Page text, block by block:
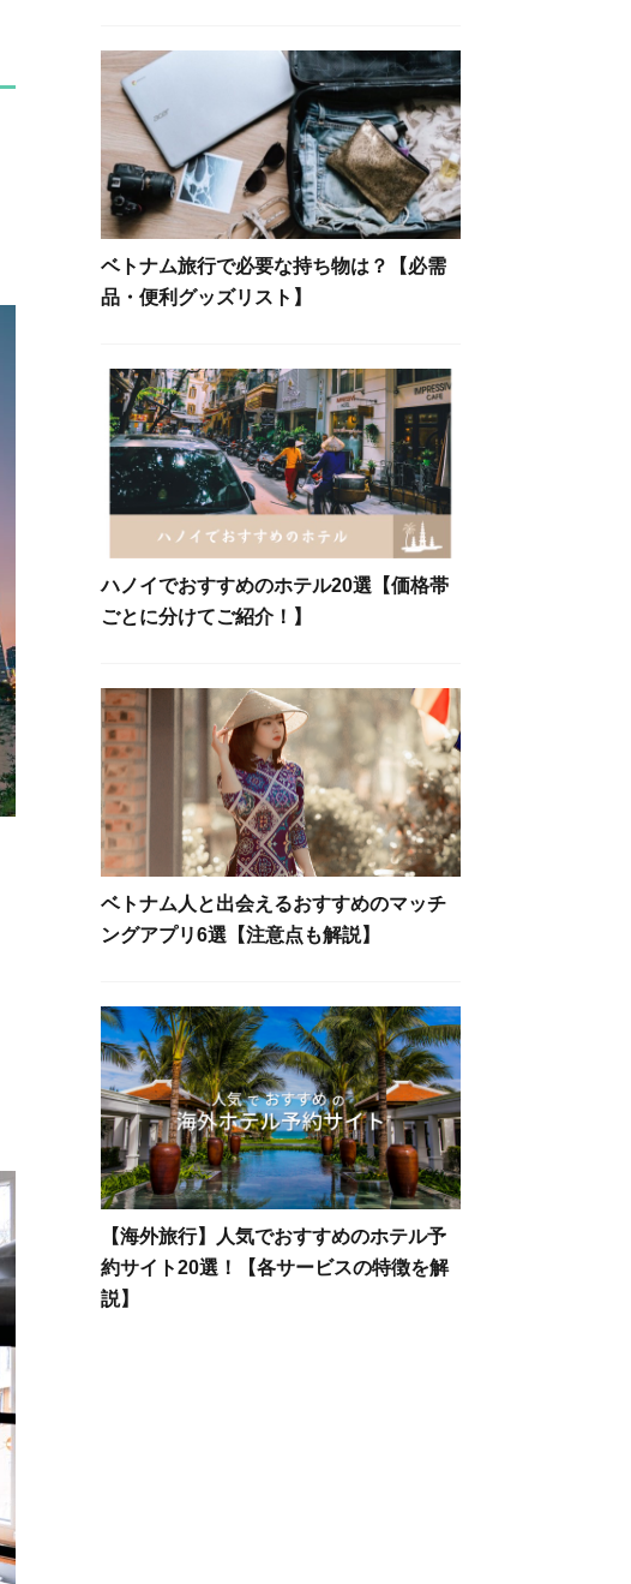
ベトナム旅行で必要な持ち物は？【必需
品・便利グッズリスト】
ハノイでおすすめのホテル20選【価格帯
ごとに分けてご紹介！】
ベトナム人と出会えるおすすめのマッチ
ングアプリ6選【注意点も解説】
【海外旅行】人気でおすすめのホテル予
約サイト20選！【各サービスの特徴を解
説】